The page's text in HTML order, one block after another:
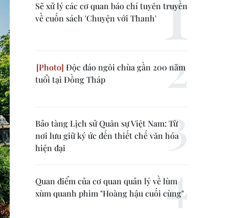
Sẽ xử lý các cơ quan báo chí tuyên truyền
về cuốn sách 'Chuyện với Thanh'
Độc đáo ngôi chùa gần 200 năm
tuổi tại Đồng Tháp
Bảo tàng Lịch sử Quân sự Việt Nam: Từ
nơi lưu giữ ký ức đến thiết chế văn hóa
hiện đại
Quan điểm của cơ quan quản lý về lùm
xùm quanh phim "Hoàng hậu cuối cùng"